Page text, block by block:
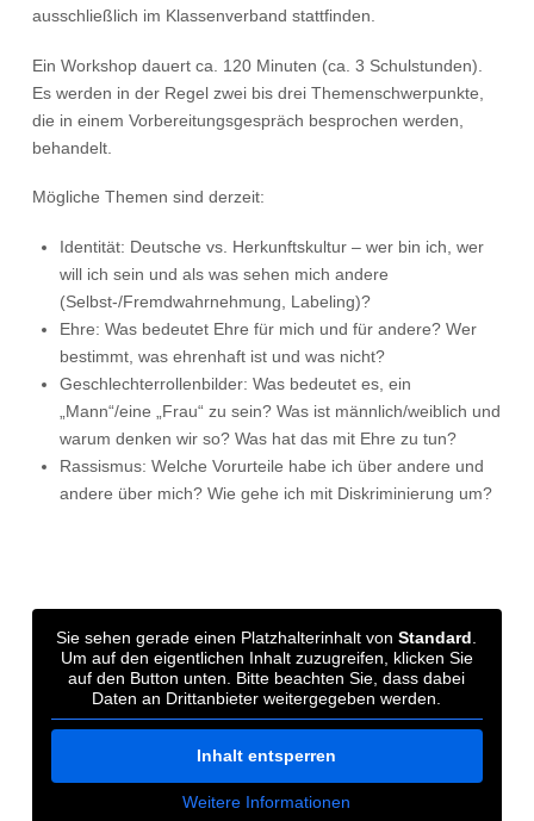
ausschließlich im Klassenverband stattfinden.
Ein Workshop dauert ca. 120 Minuten (ca. 3 Schulstunden).
Es werden in der Regel zwei bis drei Themenschwerpunkte,
die in einem Vorbereitungsgespräch besprochen werden,
behandelt.
Mögliche Themen sind derzeit:
Identität: Deutsche vs. Herkunftskultur – wer bin ich, wer
will ich sein und als was sehen mich andere
(Selbst-/Fremdwahrnehmung, Labeling)?
Ehre: Was bedeutet Ehre für mich und für andere? Wer
bestimmt, was ehrenhaft ist und was nicht?
Geschlechterrollenbilder: Was bedeutet es, ein
„Mann“/eine „Frau“ zu sein? Was ist männlich/weiblich und
warum denken wir so? Was hat das mit Ehre zu tun?
Rassismus: Welche Vorurteile habe ich über andere und
andere über mich? Wie gehe ich mit Diskriminierung um?
Sie sehen gerade einen Platzhalterinhalt vonStandard
Um auf den eigentlichen Inhalt zuzugreifen, klicken Sie
auf den Button unten. Bitte beachten Sie, dass dabei
Daten an Drittanbieter weitergegeben werden.
Inhalt entsperren
Weitere Informationen